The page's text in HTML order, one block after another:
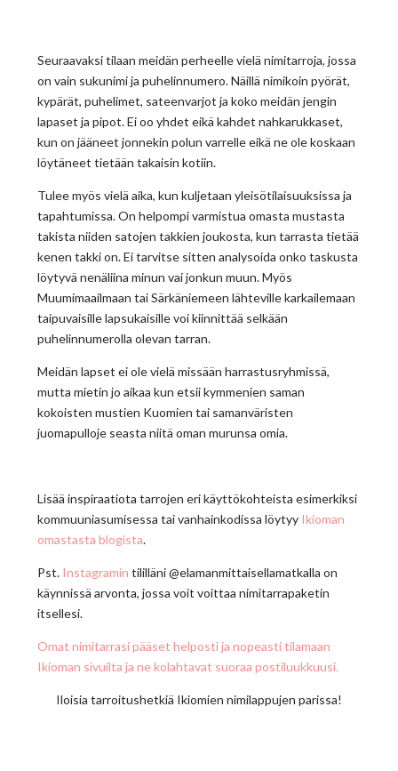
Seuraavaksi tilaan meidän perheelle vielä nimitarroja, jossa
on vain sukunimi ja puhelinnumero. Näillä nimikoin pyörät,
kypärät, puhelimet, sateenvarjot ja koko meidän jengin
lapaset ja pipot. Ei oo yhdet eikä kahdet nahkarukkaset,
kun on jääneet jonnekin polun varrelle eikä ne ole koskaan
löytäneet tietään takaisin kotiin.
Tulee myös vielä aika, kun kuljetaan yleisötilaisuuksissa ja
tapahtumissa. On helpompi varmistua omasta mustasta
takista niiden satojen takkien joukosta, kun tarrasta tietää
kenen takki on. Ei tarvitse sitten analysoida onko taskusta
löytyvä nenäliina minun vai jonkun muun. Myös
Muumimaailmaan tai Särkäniemeen lähteville karkailemaan
taipuvaisille lapsukaisille voi kiinnittää selkään
puhelinnumerolla olevan tarran.
Meidän lapset ei ole vielä missään harrastusryhmissä,
mutta mietin jo aikaa kun etsii kymmenien saman
kokoisten mustien Kuomien tai samanväristen
juomapulloje seasta niitä oman murunsa omia.
Lisää inspiraatiota tarrojen eri käyttökohteista esimerkiksi
kommuuniasumisessa tai vanhainkodissa löytyy Ikioman
omastasta blogista.
Pst. Instagramin tililläni @elamanmittaisellamatkalla on
käynnissä arvonta, jossa voit voittaa nimitarrapaketin
itsellesi.
Omat nimitarrasi pääset helposti ja nopeasti tilamaan
Ikioman sivuilta ja ne kolahtavat suoraa postiluukkuusi.
Iloisia tarroitushetkiä Ikiomien nimilappujen parissa!